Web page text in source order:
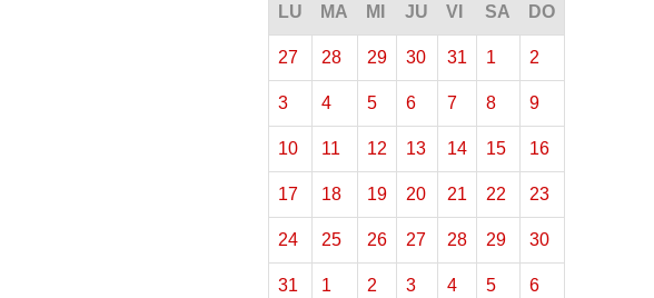
LU
MA MI JU VI SA DO
27 28 29 30 31 1 2
3 4 5 6 7 8 9
10 11 12 13 14 15 16
17 18 19 20 21 22 23
24 25 26 27 28 29 30
31 1 2 3 4 5 6